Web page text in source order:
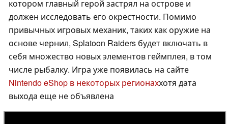
котором главный герой застрял на острове и
должен исследовать его окрестности. Помимо
привычных игровых механик, таких как оружие на
основе чернил, Splatoon Raiders будет включать в
себя множество новых элементов геймплея, в том
числе рыбалку. Игра уже появилась на сайте
Nintendo eShop в некоторых регионаххотя дата
выхода еще не объявлена